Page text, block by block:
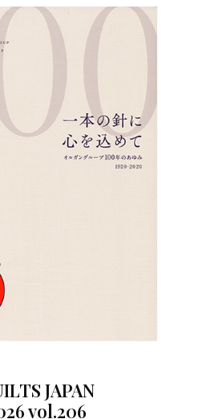
JAPAN
vol.206